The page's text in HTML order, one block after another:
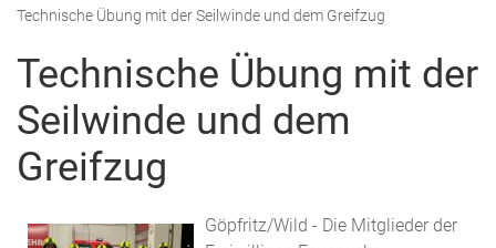
Technische Übung mit der Seilwinde und dem Greifzug
Technische Übung mit der
Seilwinde und dem
Greifzug
Göpfritz/Wild - Die Mitglieder der